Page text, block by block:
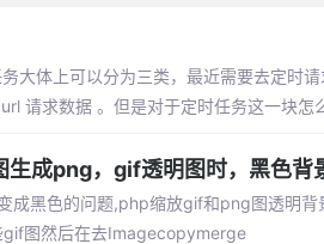
大体上可以分为三类，最近需要去定时
请求数据 。但是对于定时任务这一块怎
生成png，gif透明图时，黑色背
成黑色的问题,php缩放gif和png图透明
gif图然后在去Imagecopymerge